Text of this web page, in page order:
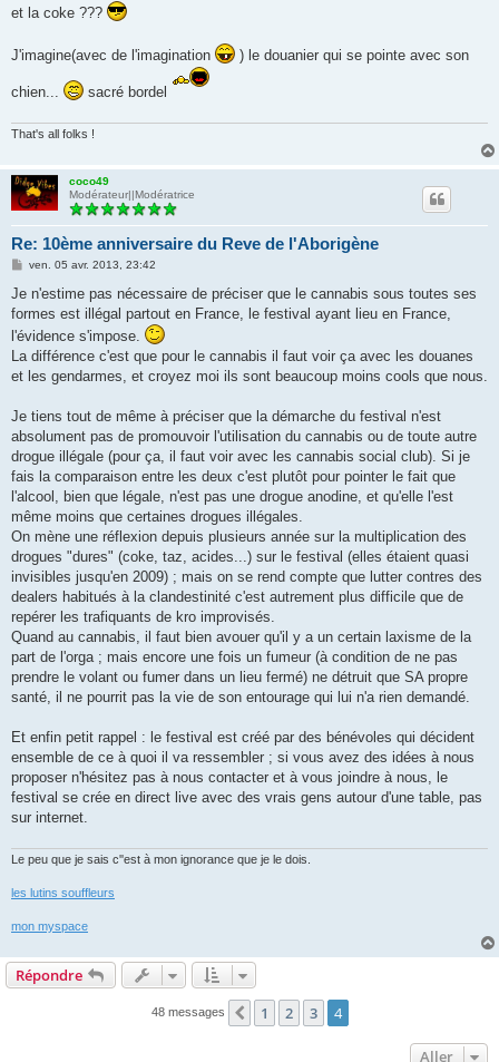
et la coke ???
J'imagine(avec de l'imagination ) le douanier qui se pointe avec son
chien... sacré bordel
That's all folks !
coco49
Modérateur||Modératrice
Re: 10ème anniversaire du Reve de l'Aborigène
M
s
a
g
e
ven. 05 avr. 2013, 23:42
Je n'estime pas nécessaire de préciser que le cannabis sous toutes ses
formes est illégal partout en France, le festival ayant lieu en France,
l'évidence s'impose.
La différence c'est que pour le cannabis il faut voir ça avec les douanes
et les gendarmes, et croyez moi ils sont beaucoup moins cools que nous.
Je tiens tout de même à préciser que la démarche du festival n'est
absolument pas de promouvoir l'utilisation du cannabis ou de toute autre
drogue illégale (pour ça, il faut voir avec les cannabis social club). Si je
fais la comparaison entre les deux c'est plutôt pour pointer le fait que
l'alcool, bien que légale, n'est pas une drogue anodine, et qu'elle l'est
même moins que certaines drogues illégales.
On mène une réflexion depuis plusieurs année sur la multiplication des
drogues "dures" (coke, taz, acides...) sur le festival (elles étaient quasi
invisibles jusqu'en 2009) ; mais on se rend compte que lutter contres des
dealers habitués à la clandestinité c'est autrement plus difficile que de
repérer les trafiquants de kro improvisés.
Quand au cannabis, il faut bien avouer qu'il y a un certain laxisme de la
part de l'orga ; mais encore une fois un fumeur (à condition de ne pas
prendre le volant ou fumer dans un lieu fermé) ne détruit que SA propre
santé, il ne pourrit pas la vie de son entourage qui lui n'a rien demandé.
Et enfin petit rappel : le festival est créé par des bénévoles qui décident
ensemble de ce à quoi il va ressembler ; si vous avez des idées à nous
proposer n'hésitez pas à nous contacter et à vous joindre à nous, le
festival se crée en direct live avec des vrais gens autour d'une table, pas
sur internet.
Le peu que je sais c''est à mon ignorance que je le dois.
les lutins souffleurs
mon myspace
Répondre
48 messages Précédent
1 2 3 4
Aller